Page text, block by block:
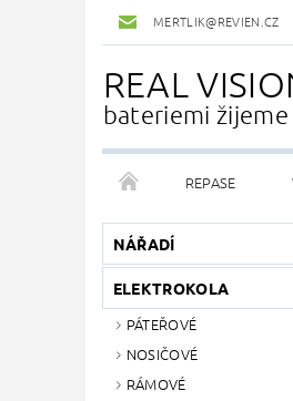
MERTLIK@REVIEN.CZ
REAL
bateriemi žijeme
REPASE
NÁŘADÍ
ELEKTROKOLA
PÁTEŘOVÉ
NOSIČOVÉ
RÁMOVÉ